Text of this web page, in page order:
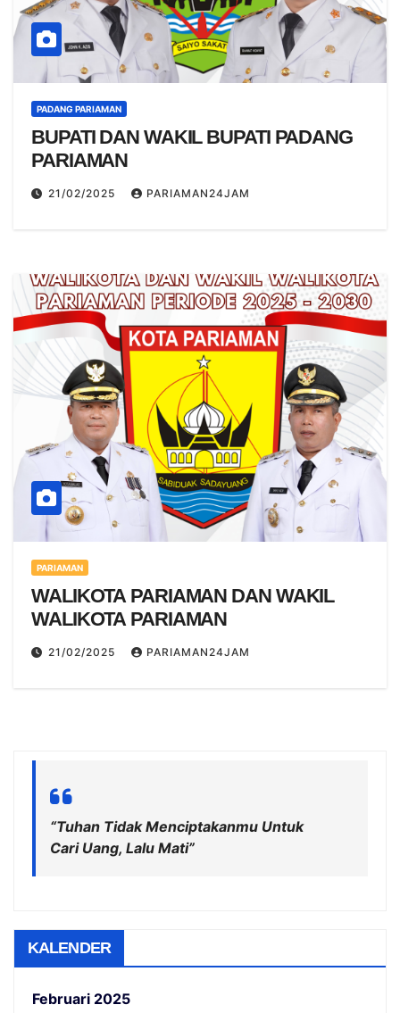
PADANG PARIAMAN
BUPATI DAN WAKIL BUPATI PADANG
PARIAMAN
21/02/2025 PARIAMAN24JAM
PARIAMAN
WALIKOTA PARIAMAN DAN WAKIL
WALIKOTA PARIAMAN
21/02/2025 PARIAMAN24JAM
“Tuhan Tidak Menciptakanmu Untuk
Cari Uang, Lalu Mati”
KALENDER
Februari 2025